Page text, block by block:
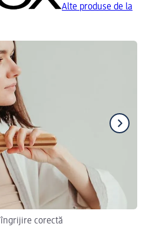
Alte produse de la
corectă